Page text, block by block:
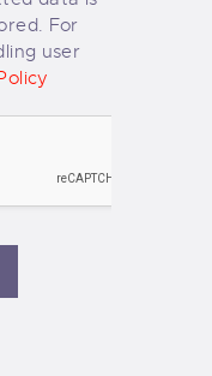
For
user